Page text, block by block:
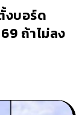
งบอร์ด
ถ้าไม่ลง